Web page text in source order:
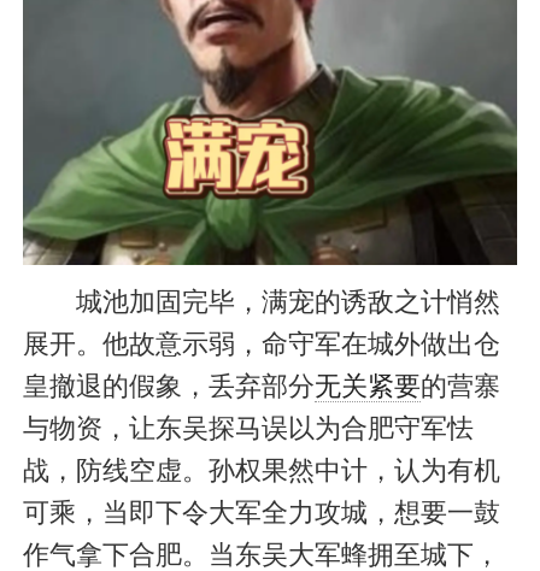
城池加固完毕，满宠的诱敌之计悄然
展开。他故意示弱，命守军在城外做出仓
皇撤退的假象，丢弃部分无关紧要的营寨
与物资，让东吴探马误以为合肥守军怯
战，防线空虚。孙权果然中计，认为有机
可乘，当即下令大军全力攻城，想要一鼓
作气拿下合肥。当东吴大军蜂拥至城下，